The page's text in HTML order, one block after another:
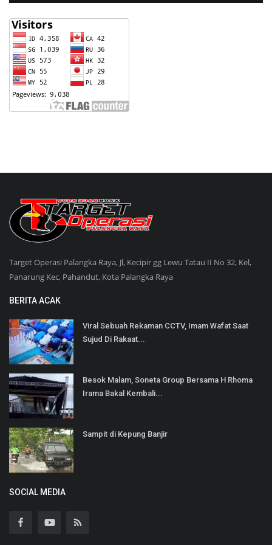
Target Operasi Palangka Raya, Jl, Kecipir gg Lewu Tatau II No 32, Kel,
Panarung Kec, Pahandut, Kota Palangka Raya
BERITA ACAK
Viral Sebuah Rekaman CCTV, Imam Wafat Saat
Sujud Di Rakaat...
Besok Malam, Soneta Group Bersama H Rhoma
Irama Bakal Kembali...
Sampit di Kepung Banjir
SOCIAL MEDIA